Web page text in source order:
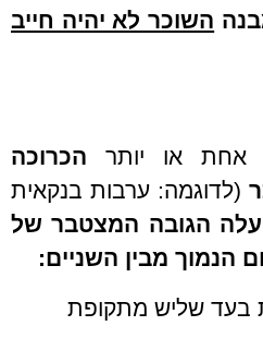
השוכר לא יהיה חייב
אחת או יותר הכרוכה
(לדוגמה: ערבות בנקאית
הגובה המצטבר של
הנמוך מבין השניים:
בעד שליש מתקופת